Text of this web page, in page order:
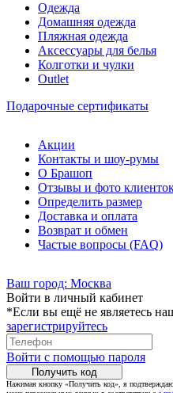
Одежда
Домашняя одежда
Пляжная одежда
Аксессуары для белья
Колготки и чулки
Outlet
Подарочные сертификаты
Акции
Контакты и шоу-румы
О Брашоп
Отзывы и фото
Определить размер
Доставка и оплата
Возврат и обмен
Частые вопросы (FAQ)
Ваш город: Москва
Войти в личный кабинет
*Если вы ещё не являетесь
зарегистрируйтесь
Войти с помощью пароля
Получить код
Нажимая кнопку «Получить код», я подтверждаю